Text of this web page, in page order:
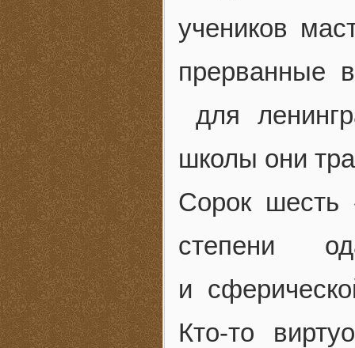
учеников
прерванные
для
школы они
Сорок шесть
степени
и
Кто-то